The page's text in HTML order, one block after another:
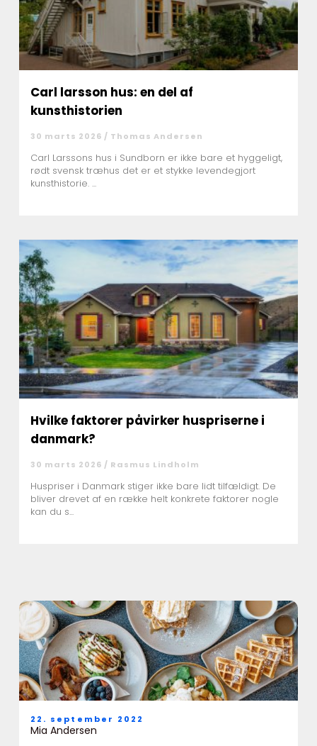
Carl larsson hus: en del af
kunsthistorien
30 marts 2026 / Thomas Andersen
Carl Larssons hus i Sundborn er ikke bare et hyggeligt,
rødt svensk træhus det er et stykke levendegjort
kunsthistorie. ...
Hvilke faktorer påvirker huspriserne i
danmark?
30 marts 2026 / Rasmus Lindholm
Huspriser i Danmark stiger ikke bare lidt tilfældigt. De
bliver drevet af en række helt konkrete faktorer nogle
kan du s...
22. september 2022
Mia Andersen